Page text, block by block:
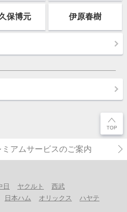
保博元 伊原春樹
ミアムサービスのご案内
日 ヤクルト
西武
日本ハム オリックス
ハヤテ